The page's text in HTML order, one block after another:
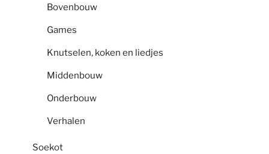
Bovenbouw
Games
Knutselen, koken en liedjes
Middenbouw
Onderbouw
Verhalen
Soekot